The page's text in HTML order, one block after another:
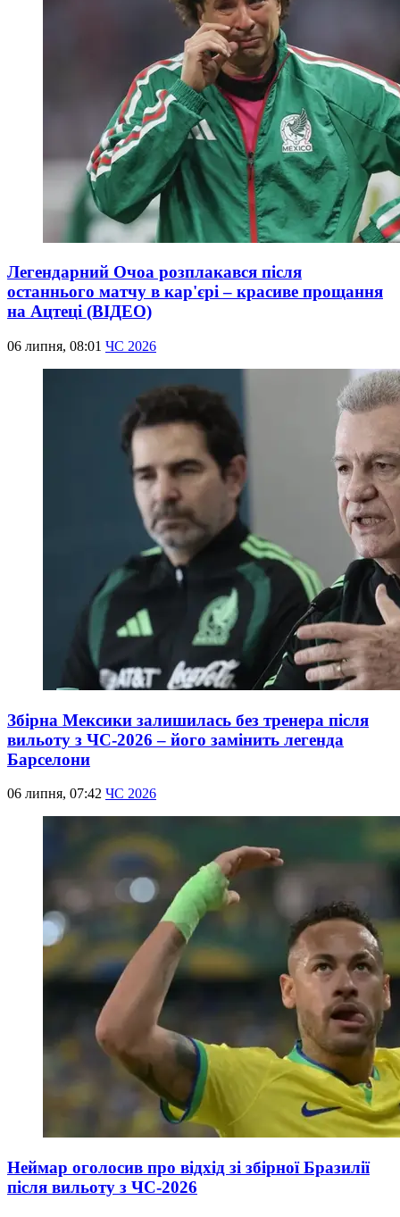
Легендарний Очоа розплакався після
останнього матчу в кар'єрі – красиве прощання
на Ацтеці (ВІДЕО)
06 липня, 08:01 ЧС 2026
Збірна Мексики залишилась без тренера після
вильоту з ЧС-2026 – його замінить легенда
Барселони
06 липня, 07:42 ЧС 2026
Неймар оголосив про відхід зі збірної Бразилії
після вильоту з ЧС-2026